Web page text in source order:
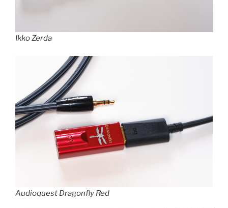
Ikko Zerda
Audioquest Dragonfly Red